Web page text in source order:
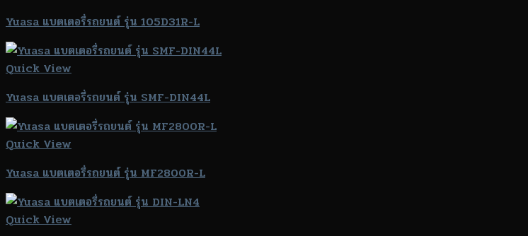
Yuasa แบตเตอรี่รถยนต์ รุ่น 105D31R-L
Quick View
Yuasa แบตเตอรี่รถยนต์ รุ่น SMF-DIN44L
Quick View
Yuasa แบตเตอรี่รถยนต์ รุ่น MF2800R-L
Quick View